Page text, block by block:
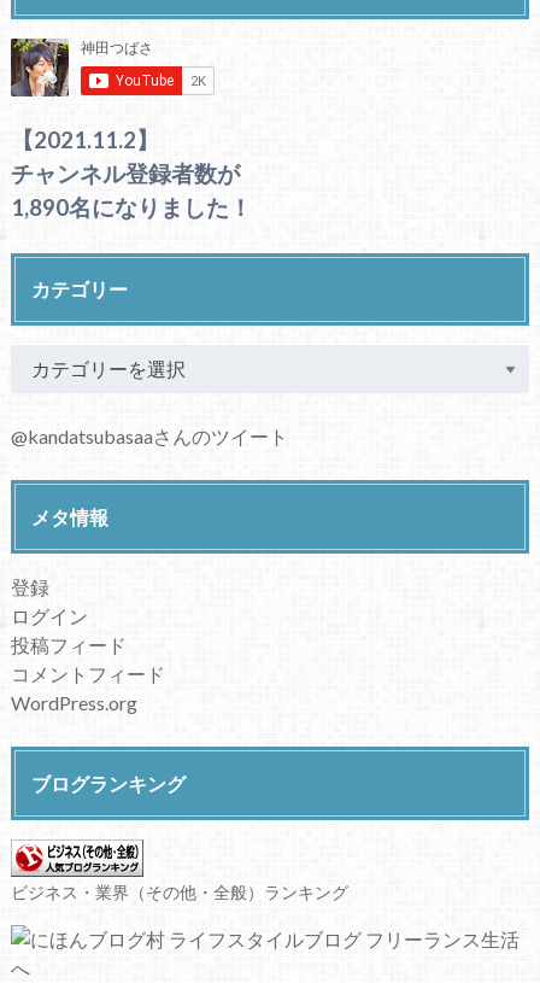
【2021.11.2】
チャンネル登録者数が
1,890名になりました！
カテゴリー
@kandatsubasaaさんのツイート
メタ情報
登録
ログイン
投稿フィード
コメントフィード
WordPress.org
ブログランキング
ビジネス・業界（その他・全般）ランキング